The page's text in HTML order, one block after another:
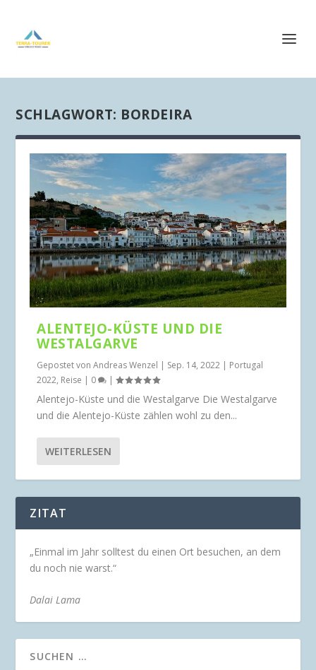
SCHLAGWORT: BORDEIRA
ALENTEJO-KÜSTE UND DIE
WESTALGARVE
Gepostet vonAndreas Wenzel | Sep. 14, 2022 | Portugal
2022, Reise | 0 |
Alentejo-Küste und die Westalgarve Die Westalgarve
und die Alentejo-Küste zählen wohl zu den...
WEITERLESEN
ZITAT
„Einmal im Jahr solltest du einen Ort besuchen, an dem
du noch nie warst.“
Dalai Lama